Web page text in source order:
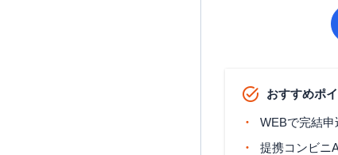
おすすめポ
WEBで完結申
提携コンビニ